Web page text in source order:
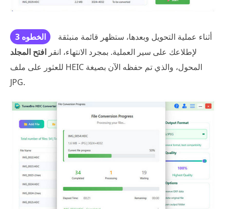
الخطوه 3
أثناء عملية التحويل وبعدها، ستظهر قائمة منبثقة
لإطلاعك على سير العملية. بمجرد الانتهاء، انقر افتح المجلد
للعثور على ملف HEIC المحول، والذي تم حفظه الآن بصيغة
JPG.